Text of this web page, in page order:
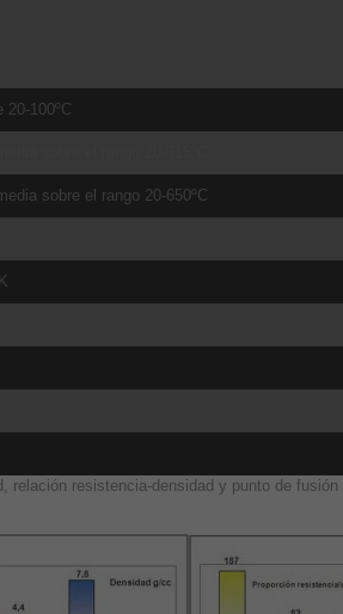
20-100ºC
sobre el rango 20-650ºC
relación resistencia-densidad y punto de